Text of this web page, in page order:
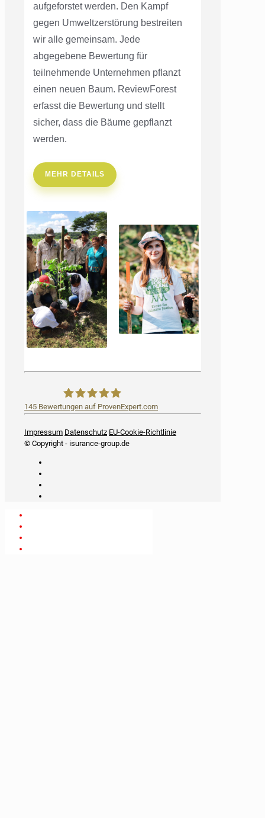
aufgeforstet werden. Den Kampf
gegen Umweltzerstörung bestreiten
wir alle gemeinsam. Jede
abgegebene Bewertung für
teilnehmende Unternehmen pflanzt
einen neuen Baum. ReviewForest
erfasst die Bewertung und stellt
sicher, dass die Bäume gepflanzt
werden.
MEHR DETAILS
iSurance
145 Bewertungen auf ProvenExpert.com
Impressum Datenschutz EU-Cookie-Richtlinie
© Copyright - isurance-group.de